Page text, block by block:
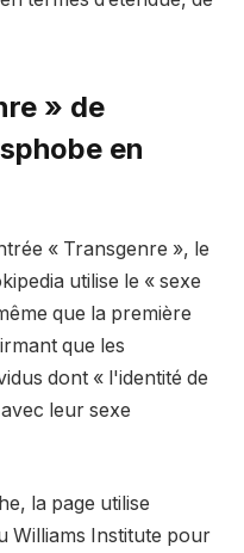
» de
en
« Transgenre », le
utilise le « sexe
que la première
que les
dont « l'identité de
leur sexe
la page utilise
Williams Institute pour